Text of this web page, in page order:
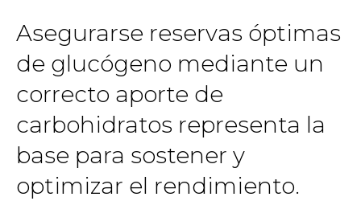
Asegurarse reservas óptimas
de glucógeno mediante un
correcto aporte de
carbohidratos representa la
base para sostener y
optimizar el rendimiento.